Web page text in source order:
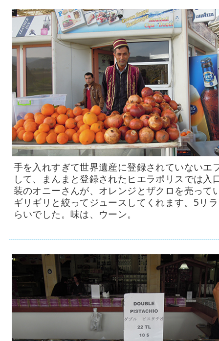
手を入れすぎて世界遺産に登録されていないエ
して、まんまと登録されたヒエラポリスでは入
装のオニーさんが、オレンジとザクロを売って
ギリギリと絞ってジュースしてくれます。5リ
らいでした。味は、ウーン。